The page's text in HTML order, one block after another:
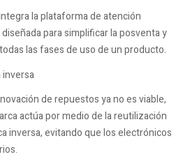
la plataforma de atención
para simplificar la posventa y
las fases de uso de un producto.
inversa
de repuestos ya no es viable,
actúa por medio de la reutilización
inversa, evitando que los electrónicos